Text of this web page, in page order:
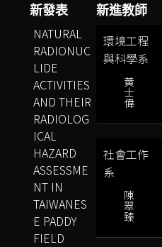
新進教師
環境工程
與科學系
黃
士
偉
社會工作
系
陳
翠
臻
新發表
NATURAL
RADIONUC
LIDE
ACTIVITIES
AND THEIR
RADIOLOG
ICAL
HAZARD
ASSESSME
NT IN
TAIWANES
E PADDY
FIELD